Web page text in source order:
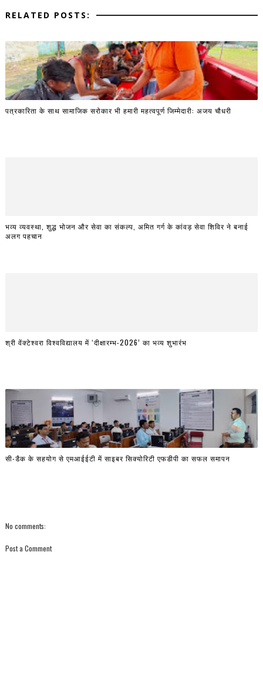
RELATED POSTS:
पत्रकारिता के साथ सामाजिक सरोकार भी हमारी महत्वपूर्ण जिम्मेदारी: अजय चौधरी
भव्य व्यवस्था, शुद्ध भोजन और सेवा का संकल्प, अमित गर्ग के कांवड़ सेवा शिविर ने बनाई
अलग पहचान
श्री वेंक्टेश्वरा विश्वविद्यालय में ‘दीक्षारम्भ-2026’ का भव्य शुभारंभ
सी-डैक के सहयोग से एमआईईटी में साइबर सिक्योरिटी एफडीपी का सफल समापन
No comments:
Post a Comment